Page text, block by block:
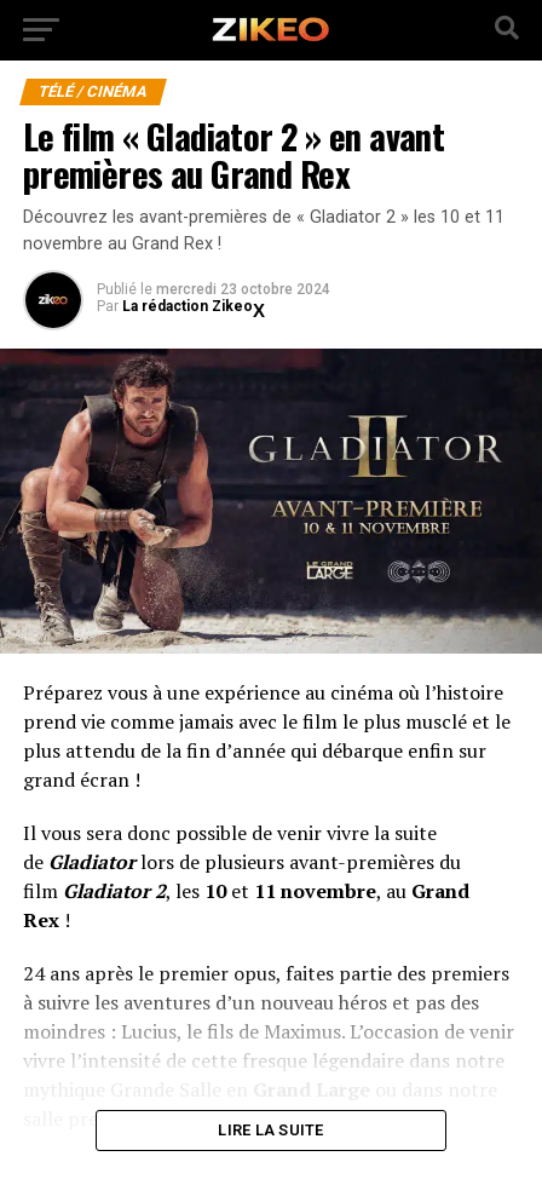
TÉLÉ / CINÉMA
Le film « Gladiator 2 » en avant
premières au Grand Rex
Découvrez les avant-premières de « Gladiator 2 » les 10 et 11
novembre au Grand Rex !
Publié le mercredi 23 octobre 2024
Par La rédaction Zikeo
Préparez vous à une expérience au cinéma où l’histoire
prend vie comme jamais avec le film le plus musclé et le
plus attendu de la fin d’année qui débarque enfin sur
grand écran !
Il vous sera donc possible de venir vivre la suite
de Gladiatorlors de plusieurs avant-premières du
film Gladiator2, les 10et 11 novembre, au Grand
Rex!
24 ans après le premier opus, faites partie des premiers
à suivre les aventures d’un nouveau héros et pas des
moindres : Lucius, le fils de Maximus. L’occasion de venir
vivre l’intensité de cette fresque légendaire dans notre
salle premium, laSalle Infinite!
LIRE LA SUITE